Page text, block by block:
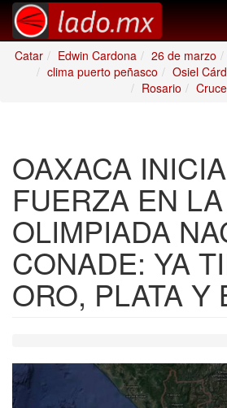
Catar
Edwin Cardona 26 de marzo
clima puerto peñasco
Osiel
Rosario
OAXACA
FUERZA EN LA
OLIMPIADA
CONADE: YA
ORO, PLATA Y